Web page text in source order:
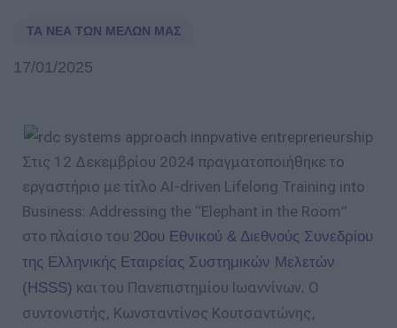
ΤΑ ΝΈΑ ΤΩΝ ΜΕΛΏΝ ΜΑΣ
17/01/2025
Στις 12 Δεκεμβρίου 2024 πραγματοποιήθηκε το
εργαστήριο με τίτλο AI-driven Lifelong Training into
Business: Addressing the “Elephant in the Room”
στο πλαίσιο του 20ου Εθνικού & Διεθνούς Συνεδρίου
της Ελληνικής Εταιρείας Συστημικών Μελετών
(HSSS) και του Πανεπιστημίου Ιωαννίνων. Ο
συντονιστής, Κωνσταντίνος Κουτσαντώνης,